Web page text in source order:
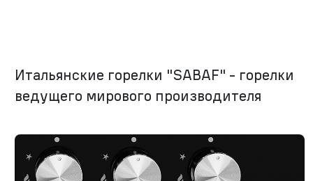
Итальянские горелки "SABAF" - горелки
ведущего мирового производителя